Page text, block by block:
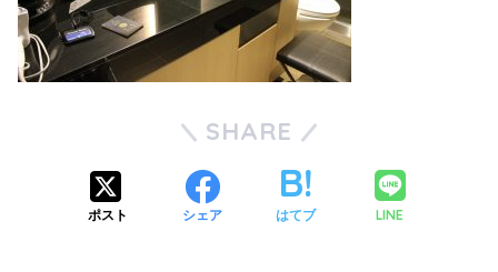
SHARE
ポスト シェア はてブ LINE